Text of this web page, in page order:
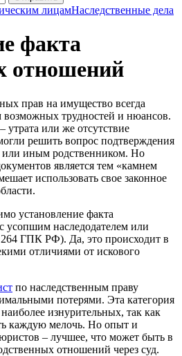
лицамНаследственные дела
факта
отношений
прав на имущество всегда
трудностей и нюансов.
или же отсутствие
решить вопрос подтверждения
или иным родственником. Но
является тем «камнем
использовать свое законное
установление факта
усопшим наследодателем или
ГПК РФ). Да, это происходит в
отличиями от искового
по наследственным праву
потерями. Эта категория
изнурительных, так как
каждую мелочь. Но опыт и
– лучшее, что может быть в
отношений через суд.